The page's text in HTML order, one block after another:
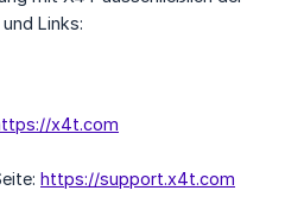
Links:
x4t.com
https://support.x4t.com